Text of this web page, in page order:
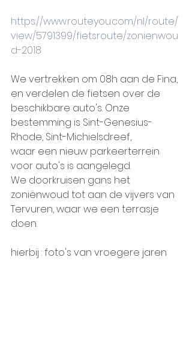
https://www.routeyou.com/nl/route/
view/5791399/fietsroute/zonienwou
d-2018
We vertrekken om 08h aan de Fina,
en verdelen de fietsen over de
beschikbare auto's. Onze
bestemming is Sint-Genesius-
Rhode, Sint-Michielsdreef,
waar een nieuw parkeerterrein
voor auto's is aangelegd.
We doorkruisen gans het
zoniënwoud tot aan de vijvers van
Tervuren, waar we een terrasje
doen.
hierbij : foto's van vroegere jaren